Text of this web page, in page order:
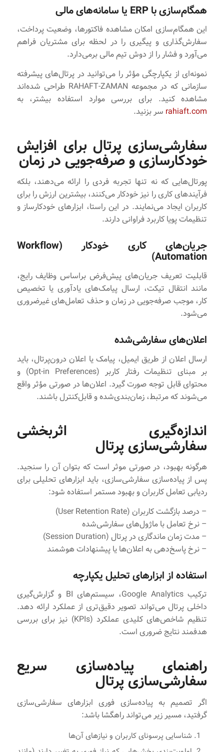
همگام‌سازی با ERP یا سامانه‌های مالی
این همگام‌سازی امکان مشاهده فاکتورها، وضعیت پرداخت،
سفارش‌گذاری و پیگیری را در لحظه برای مشتریان فراهم
می‌آورد و فشار را از دوش تیم مالی برمی‌دارد.
نمونه‌ای از یکپارچگی مؤثر را می‌توانید در پرتال‌های پیشرفته
سازمانی که در مجموعه RAHAFT-ZAMAN طراحی شده‌‌اند
مشاهده کنید. برای بررسی موارد استفاده بیشتر، به
rahiaft.com سر بزنید.
سفارشی‌سازی پرتال برای افزایش
خودکارسازی و صرفه‌جویی در زمان
پورتال‌هایی که نه تنها تجربه فردی را ارائه می‌دهند، بلکه
فرآیندهای کاری را نیز خودکار می‌کنند، بیشترین ارزش را برای
کاربران ایجاد می‌نمایند. در این راستا، ابزارهای خودکارساز و
تنظیمات پویا کاربرد فراوانی دارند.
جریان‌های کاری خودکار (Workflow
Automation)
قابلیت تعریف جریان‌های پیش‌فرض براساس وظایف رایج،
مانند انتقال تیکت، ارسال پیامک‌های یادآوری یا تخصیص
کار، موجب صرفه‌جویی در زمان و حذف تعامل‌های غیرضروری
می‌شود.
اعلان‌های سفارشی‌شده
ارسال اعلان از طریق ایمیل، پیامک یا اعلان درون‌پرتال، باید
بر مبنای تنظیمات رفتار کاربر (Opt-in Preferences) و
محتوای قابل‌ توجه صورت گیرد. اعلان‌ها در صورتی مؤثر واقع
می‌شوند که مرتبط، زمان‌بندی‌شده و قابل‌کنترل باشند.
اندازه‌گیری اثربخشی
سفارشی‌سازی پرتال
هرگونه بهبود، در صورتی موثر است که بتوان آن را سنجید.
پس از پیاده‌سازی سفارشی‌سازی، باید ابزارهای تحلیلی برای
ردیابی تعامل کاربران و بهبود مستمر استفاده شود:
– درصد بازگشت کاربران (User Retention Rate)
– نرخ تعامل با ماژول‌های سفارشی‌شده
– مدت زمان ماندگاری در پرتال (Session Duration)
– نرخ پاسخ‌دهی به اعلان‌ها یا پیشنهادات هوشمند
استفاده از ابزارهای تحلیل یکپارچه
ترکیب Google Analytics، سیستم‌های BI و گزارش‌گیری
داخلی پرتال می‌تواند تصویر دقیق‌تری از عملکرد ارائه دهد.
تنظیم شاخص‌های کلیدی عملکرد (KPIs) نیز برای بررسی
هدفمند نتایج ضروری است.
راهنمای پیاده‌سازی سریع
سفارشی‌سازی پرتال
اگر تصمیم به پیاده‌سازی فوری ابزارهای سفارشی‌سازی
گرفتید، مسیر زیر می‌تواند راهگشا باشد:
شناسایی پرسونای کاربران و نیازهای آن‌ها